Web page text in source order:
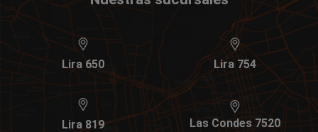
Lira 650 Lira 754
Lira 819 Las Condes 7520